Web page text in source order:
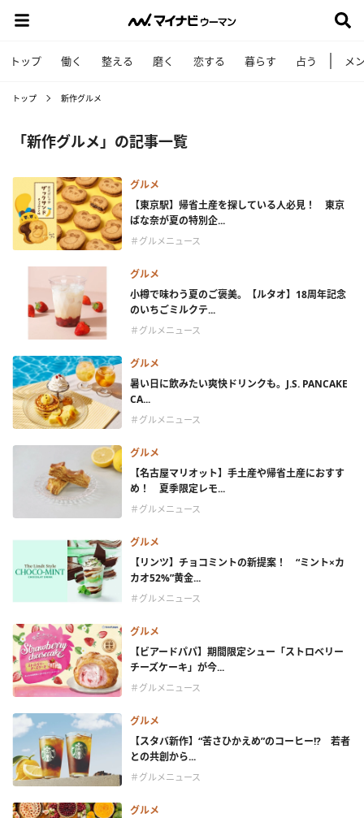
トップ 働く 整える 磨く 恋する 暮らす 占う メ
トップ 新作グルメ
「新作グルメ」の記事一覧
グルメ
【東京駅】帰省土産を探している人必見！ 東京
ばな奈が夏の特別企...
＃グルメニュース
グルメ
小樽で味わう夏のご褒美。【ルタオ】18周年記念
のいちごミルクテ...
＃グルメニュース
グルメ
暑い日に飲みたい爽快ドリンクも。J.S. PANCAKE
CA...
＃グルメニュース
グルメ
【名古屋マリオット】手土産や帰省土産におすす
め！ 夏季限定レモ...
＃グルメニュース
グルメ
【リンツ】チョコミントの新提案！ “ミント×カ
カオ52%”黄金...
＃グルメニュース
グルメ
【ビアードパパ】期間限定シュー「ストロベリー
チーズケーキ」が今...
＃グルメニュース
グルメ
【スタバ新作】“苦さひかえめ”のコーヒー!? 若者
との共創から...
＃グルメニュース
グルメ